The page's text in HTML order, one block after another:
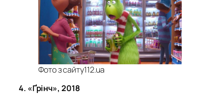
Фото з сайту112.ua
4. «Ґрінч», 2018